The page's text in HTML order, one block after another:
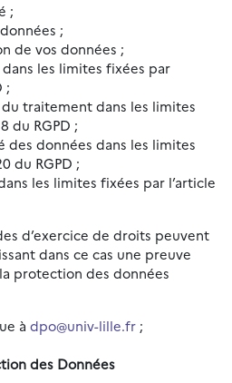
;
;
de vos données ;
les limites fixées par
;
traitement dans les limites
du RGPD ;
données dans les limites
du RGPD ;
les limites fixées par l’article
d’exercice de droits peuvent
dans ce cas une preuve
protection des données
à dpo@univ-lille.fr ;
des Données